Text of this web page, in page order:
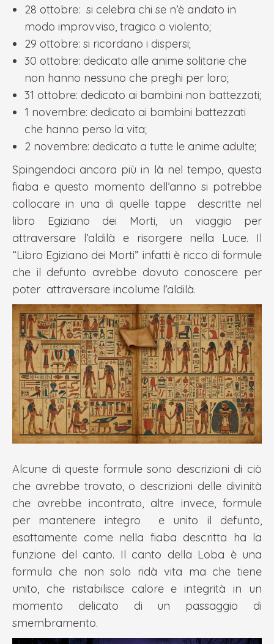
28 ottobre: si celebra chi se n’è andato in
modo improvviso, tragico o violento;
29 ottobre: si ricordano i dispersi;
30 ottobre: dedicato alle anime solitarie che
non hanno nessuno che preghi per loro;
31 ottobre: dedicato ai bambini non battezzati;
1 novembre: dedicato ai bambini battezzati
che hanno perso la vita;
2 novembre: dedicato a tutte le anime adulte;
Spingendoci ancora più in là nel tempo, questa
fiaba e questo momento dell’anno si potrebbe
collocare in una di quelle tappe descritte nel
libro Egiziano dei Morti, un viaggio per
attraversare l’aldilà e risorgere nella Luce. Il
“Libro Egiziano dei Morti” infatti è ricco di formule
che il defunto avrebbe dovuto conoscere per
poter attraversare incolume l’aldilà.
Alcune di queste formule sono descrizioni di ciò
che avrebbe trovato, o descrizioni delle divinità
che avrebbe incontrato, altre invece, formule
per mantenere integro e unito il defunto,
esattamente come nella fiaba descritta ha la
funzione del canto. Il canto della Loba è una
formula che non solo ridà vita ma che tiene
unito, che ristabilisce calore e integrità in un
momento delicato di un passaggio di
smembramento.